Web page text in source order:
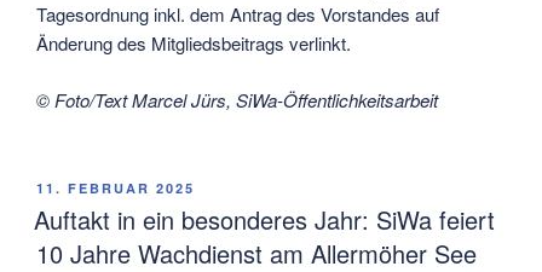
Tagesordnung inkl. dem Antrag des Vorstandes auf
Änderung des Mitgliedsbeitrags verlinkt.
© Foto/Text Marcel Jürs, SiWa-Öffentlichkeitsarbeit
VERÖFFENTLICHT
AM
11. FEBRUAR 2025
Auftakt in ein besonderes Jahr: SiWa feiert
10 Jahre Wachdienst am Allermöher See